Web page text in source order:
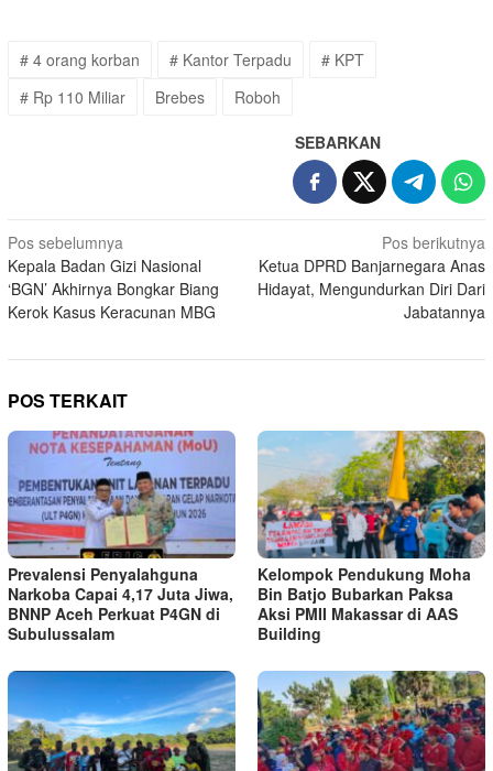
# 4 orang korban # Kantor Terpadu
# KPT
# Rp 110 Miliar
Brebes Roboh
SEBARKAN
Navigasi
pos
Pos sebelumnya
Kepala Badan Gizi Nasional
‘BGN’ Akhirnya Bongkar Biang
Kerok Kasus Keracunan MBG
Pos berikutnya
Ketua DPRD Banjarnegara Anas
Hidayat, Mengundurkan Diri Dari
Jabatannya
POS TERKAIT
Prevalensi Penyalahguna
Narkoba Capai 4,17 Juta Jiwa,
BNNP Aceh Perkuat P4GN di
Subulussalam
Kelompok Pendukung Moha
Bin Batjo Bubarkan Paksa
Aksi PMII Makassar di AAS
Building